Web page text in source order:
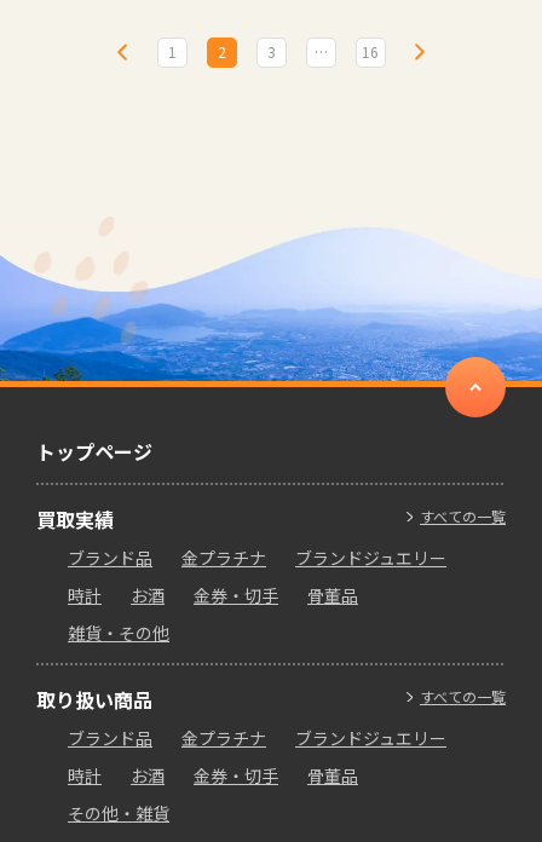
1 2 3 … 16
トップページ
すべての一覧
買取実績
ブランド品 金プラチナ
ブランドジュエリー
時計
お酒 金券・切手
骨董品
雑貨・その他
すべての一覧
取り扱い商品
ブランド品 金プラチナ
ブランドジュエリー
時計
お酒 金券・切手
骨董品
その他・雑貨